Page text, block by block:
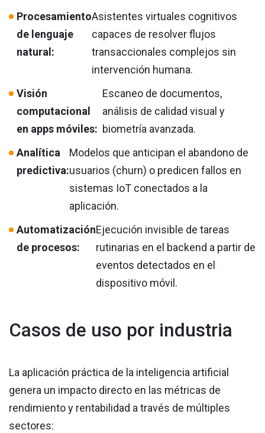
Procesamiento
de lenguaje
natural:
Asistentes virtuales cognitivos
capaces de resolver flujos
transaccionales complejos sin
intervención humana.
Visión
computacional
en apps móviles:
Escaneo de documentos,
análisis de calidad visual y
biometría avanzada.
Analítica
predictiva:
Modelos que anticipan el abandono de
usuarios (churn) o predicen fallos en
sistemas IoT conectados a la
aplicación.
Automatización
de procesos:
Ejecución invisible de tareas
rutinarias en el backend a partir de
eventos detectados en el
dispositivo móvil.
Casos de uso por industria
La aplicación práctica de la inteligencia artificial
genera un impacto directo en las métricas de
rendimiento y rentabilidad a través de múltiples
sectores: